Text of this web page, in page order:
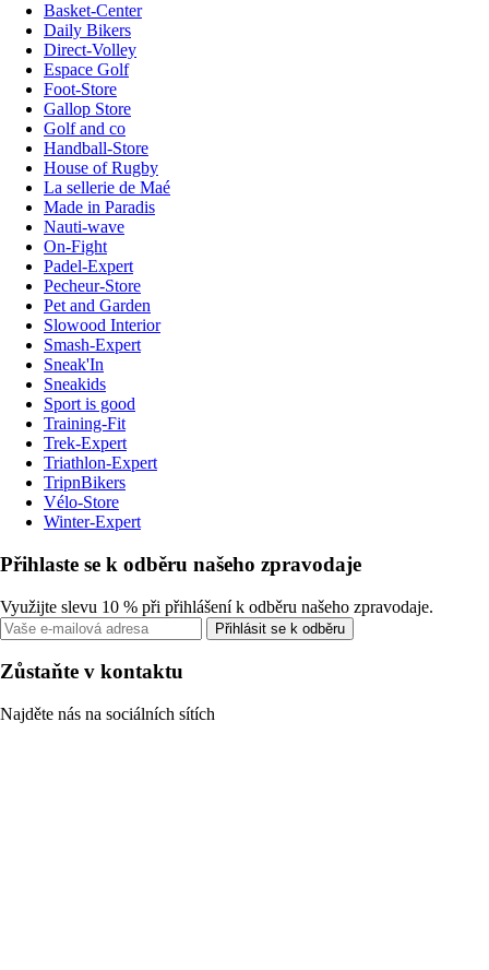
Basket-Center
Daily Bikers
Direct-Volley
Espace Golf
Foot-Store
Gallop Store
Golf and co
Handball-Store
House of Rugby
La sellerie de Maé
Made in Paradis
Nauti-wave
On-Fight
Padel-Expert
Pecheur-Store
Pet and Garden
Slowood Interior
Smash-Expert
Sneak'In
Sneakids
Sport is good
Training-Fit
Trek-Expert
Triathlon-Expert
TripnBikers
Vélo-Store
Winter-Expert
Přihlaste se k odběru našeho zpravodaje
Využijte slevu 10 % při přihlášení k odběru našeho zpravodaje.
Přihlásit se k odběru
Zůstaňte v kontaktu
Najděte nás na sociálních sítích